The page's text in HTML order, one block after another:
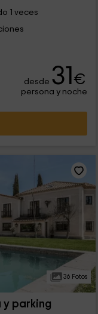
1 veces
desde 31€
persona y noche
36 Fotos
y parking